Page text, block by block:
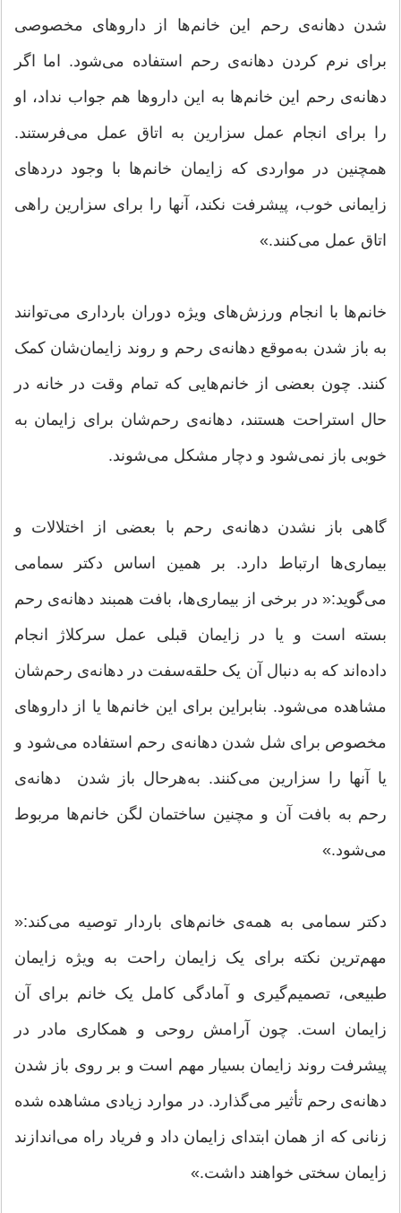
شدن دهانه‌ی رحم این خانم‌ها از دارو‌های مخصوصی
برای نرم کردن دهانه‌ی رحم استفاده می‌شود. اما اگر
دهانه‌ی رحم این خانم‌ها به این دارو‌ها هم جواب نداد، او
را برای انجام عمل سزارین به اتاق عمل می‌فرستند.
همچنین در مواردی که زایمان خانم‌ها با وجود درد‌های
زایمانی خوب، پیشرفت نکند، آنها را برای سزارین راهی
اتاق عمل می‌کنند.»
خانم‌ها با انجام ورزش‌های ویژه دوران بارداری می‌توانند
به باز شدن به‌موقع دهانه‌ی رحم و روند زایمان‌شان کمک
کنند. چون بعضی از خانم‌هایی که تمام وقت در خانه در
حال استراحت هستند، دهانه‌ی رحم‌شان برای زایمان به
خوبی باز نمی‌شود و دچار مشکل می‌شوند.
گاهی باز نشدن دهانه‌ی رحم با بعضی از اختلالات و
بیماری‌ها ارتباط دارد. بر همین اساس دکتر سمامی
می‌گوید:« در برخی از بیماری‌ها، بافت همبند دهانه‌ی رحم
بسته است و یا در زایمان قبلی عمل سرکلاژ انجام
داده‌اند که به دنبال آن یک حلقه‌سفت در دهانه‌ی رحم‌شان
مشاهده می‌شود. بنابر‌این برای این خانم‌ها یا از دارو‌های
مخصوص برای شل شدن دهانه‌ی رحم استفاده می‌شود و
یا آنها را سزارین می‌کنند. به‌هر‌حال باز شدن دهانه‌ی
رحم به بافت آن و مچنین ساختمان لگن خانم‌ها مربوط
می‌شود.»
دکتر سمامی به همه‌ی خانم‌های باردار توصیه می‌کند:«
مهم‌ترین نکته برای یک زایمان راحت به ویژه زایمان
طبیعی، تصمیم‌گیری و آمادگی کامل یک خانم برای آن
زایمان است. چون آرامش روحی و همکاری مادر در
پیشرفت روند زایمان بسیار مهم است و بر روی باز شدن
دهانه‌ی رحم تأثیر می‌گذارد. در موارد زیادی مشاهده شده
زنانی که از همان ابتدای زایمان داد و فریاد راه می‌اندازند
زایمان سختی خواهند داشت.»